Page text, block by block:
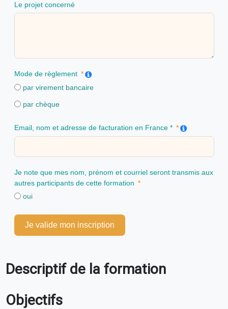
Le projet concerné
Mode de règlement
par virement bancaire
par chèque
Email, nom et adresse de facturation en France *
Je note que mes nom, prénom et courriel seront transmis aux
autres participants de cette formation
oui
Je valide mon inscription
Descriptif de la formation
Objectifs